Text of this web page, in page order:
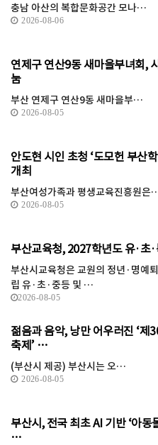
충남 아산의 복합문화공간 모나…
2026-08-06
연제구 연산9동 새마을부녀회,
눔
부산 연제구 연산9동 새마을부…
2026-08-05
안도현 시인 초청 ‘도모헌 부산
개최
부산여성가족과 평생교육진흥원은
2026-08-05
부산교육청, 2027학년도 유·초
부산시교육청은 교원의 정년·명예
립 유·초·중등 및 …
2026-08-05
젊음과 음악, 낭만 어우러진 ‘제
축제’ …
(부산시 제공) 부산시는 오…
2026-08-05
부산시, 전국 최초 AI 기반 ‘아동
…